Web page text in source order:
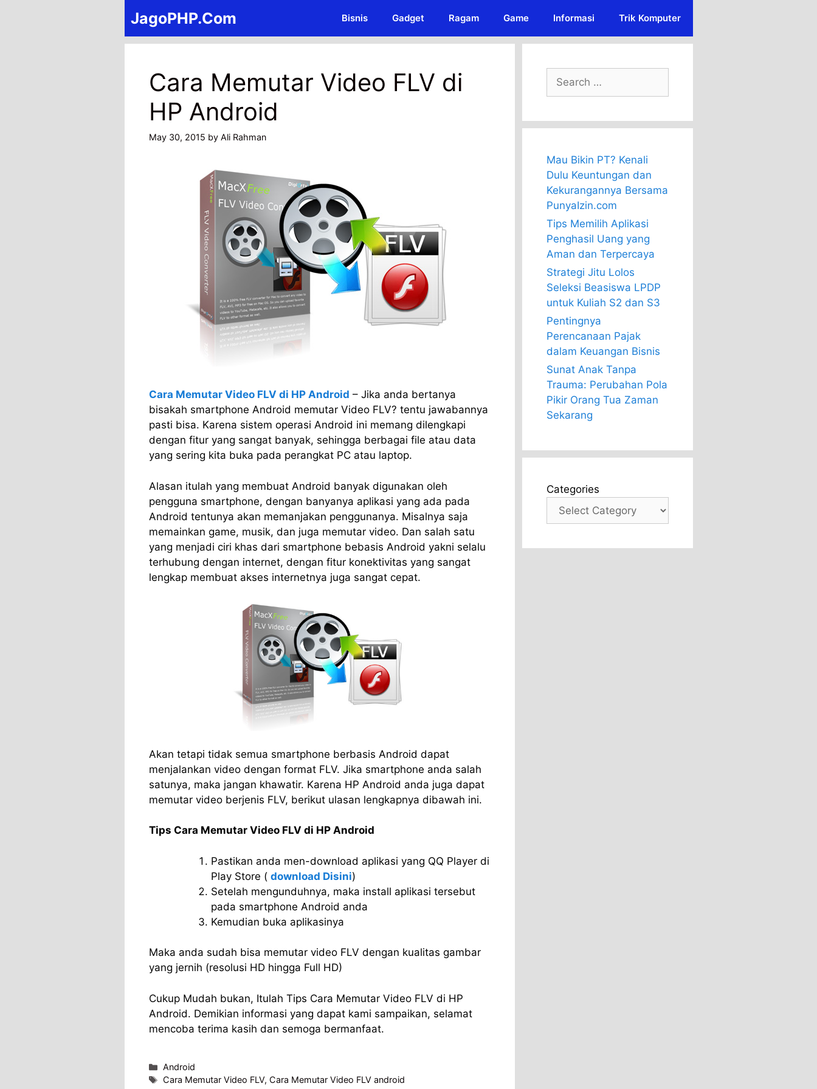
JagoPHP.Com Bisnis Gadget Ragam Game Informasi Trik Komputer
Cara Memutar Video FLV di
HP Android
May 30, 2015 by Ali Rahman
Cara Memutar Video FLV di HP Android – Jika anda bertanya
bisakah smartphone Android memutar Video FLV? tentu jawabannya
pasti bisa. Karena sistem operasi Android ini memang dilengkapi
dengan fitur yang sangat banyak, sehingga berbagai file atau data
yang sering kita buka pada perangkat PC atau laptop.
Alasan itulah yang membuat Android banyak digunakan oleh
pengguna smartphone, dengan banyanya aplikasi yang ada pada
Android tentunya akan memanjakan penggunanya. Misalnya saja
memainkan game, musik, dan juga memutar video. Dan salah satu
yang menjadi ciri khas dari smartphone bebasis Android yakni selalu
terhubung dengan internet, dengan fitur konektivitas yang sangat
lengkap membuat akses internetnya juga sangat cepat.
Akan tetapi tidak semua smartphone berbasis Android dapat
menjalankan video dengan format FLV. Jika smartphone anda salah
satunya, maka jangan khawatir. Karena HP Android anda juga dapat
memutar video berjenis FLV, berikut ulasan lengkapnya dibawah ini.
Tips Cara Memutar Video FLV di HP Android
Pastikan anda men-download aplikasi yang QQ Player di
Play Store ( download Disini)
Setelah mengunduhnya, maka install aplikasi tersebut
pada smartphone Android anda
Kemudian buka aplikasinya
Maka anda sudah bisa memutar video FLV dengan kualitas gambar
yang jernih (resolusi HD hingga Full HD)
Cukup Mudah bukan, Itulah Tips Cara Memutar Video FLV di HP
Android. Demikian informasi yang dapat kami sampaikan, selamat
mencoba terima kasih dan semoga bermanfaat.
Categories
Android
Tags
Cara Memutar Video FLV, Cara Memutar Video FLV android
Search
for:
Mau Bikin PT? Kenali
Dulu Keuntungan dan
Kekurangannya Bersama
PunyaIzin.com
Tips Memilih Aplikasi
Penghasil Uang yang
Aman dan Terpercaya
Strategi Jitu Lolos
Seleksi Beasiswa LPDP
untuk Kuliah S2 dan S3
Pentingnya
Perencanaan Pajak
dalam Keuangan Bisnis
Sunat Anak Tanpa
Trauma: Perubahan Pola
Pikir Orang Tua Zaman
Sekarang
Categories